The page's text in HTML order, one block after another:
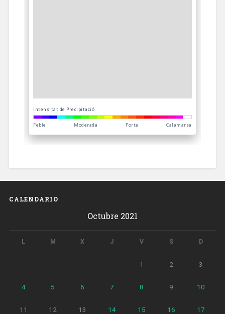
CALENDARIO
Octubre 2021
L M X J V S D
1 2 3
4 5 6 7 8 9 10
11 12 13 14 15 16 17